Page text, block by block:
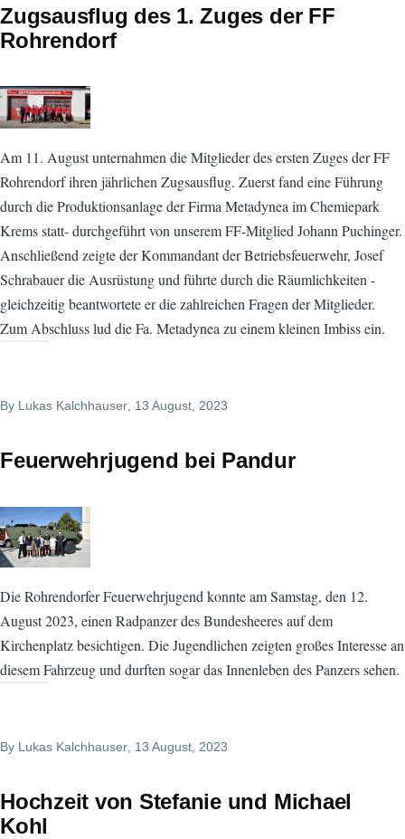
Zugsausflug des 1. Zuges der FF
Rohrendorf
Am 11. August unternahmen die Mitglieder des ersten Zuges der FF
Rohrendorf ihren jährlichen Zugsausflug. Zuerst fand eine Führung
durch die Produktionsanlage der Firma Metadynea im Chemiepark
Krems statt- durchgeführt von unserem FF-Mitglied Johann Puchinger.
Anschließend zeigte der Kommandant der Betriebsfeuerwehr, Josef
Schrabauer die Ausrüstung und führte durch die Räumlichkeiten -
gleichzeitig beantwortete er die zahlreichen Fragen der Mitglieder.
Zum Abschluss lud die Fa. Metadynea zu einem kleinen Imbiss ein.
By Lukas Kalchhauser, 13 August, 2023
Feuerwehrjugend bei Pandur
Die Rohrendorfer Feuerwehrjugend konnte am Samstag, den 12.
August 2023, einen Radpanzer des Bundesheeres auf dem
Kirchenplatz besichtigen. Die Jugendlichen zeigten großes Interesse an
diesem Fahrzeug und durften sogar das Innenleben des Panzers sehen.
By Lukas Kalchhauser, 13 August, 2023
Hochzeit von Stefanie und Michael
Kohl